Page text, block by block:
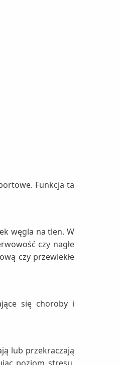
Funkcja ta
węgla na tlen. W
czy nagłe
czy przewlekłe
się choroby i
lub przekraczają